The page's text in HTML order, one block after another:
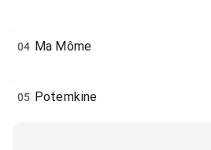
04 Ma Môme
05 Potemkine